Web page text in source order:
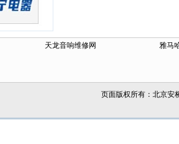
天龙音响维修网 雅马
页面版权所有：北京安